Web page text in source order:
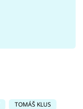
TOMÁŠ KLUS